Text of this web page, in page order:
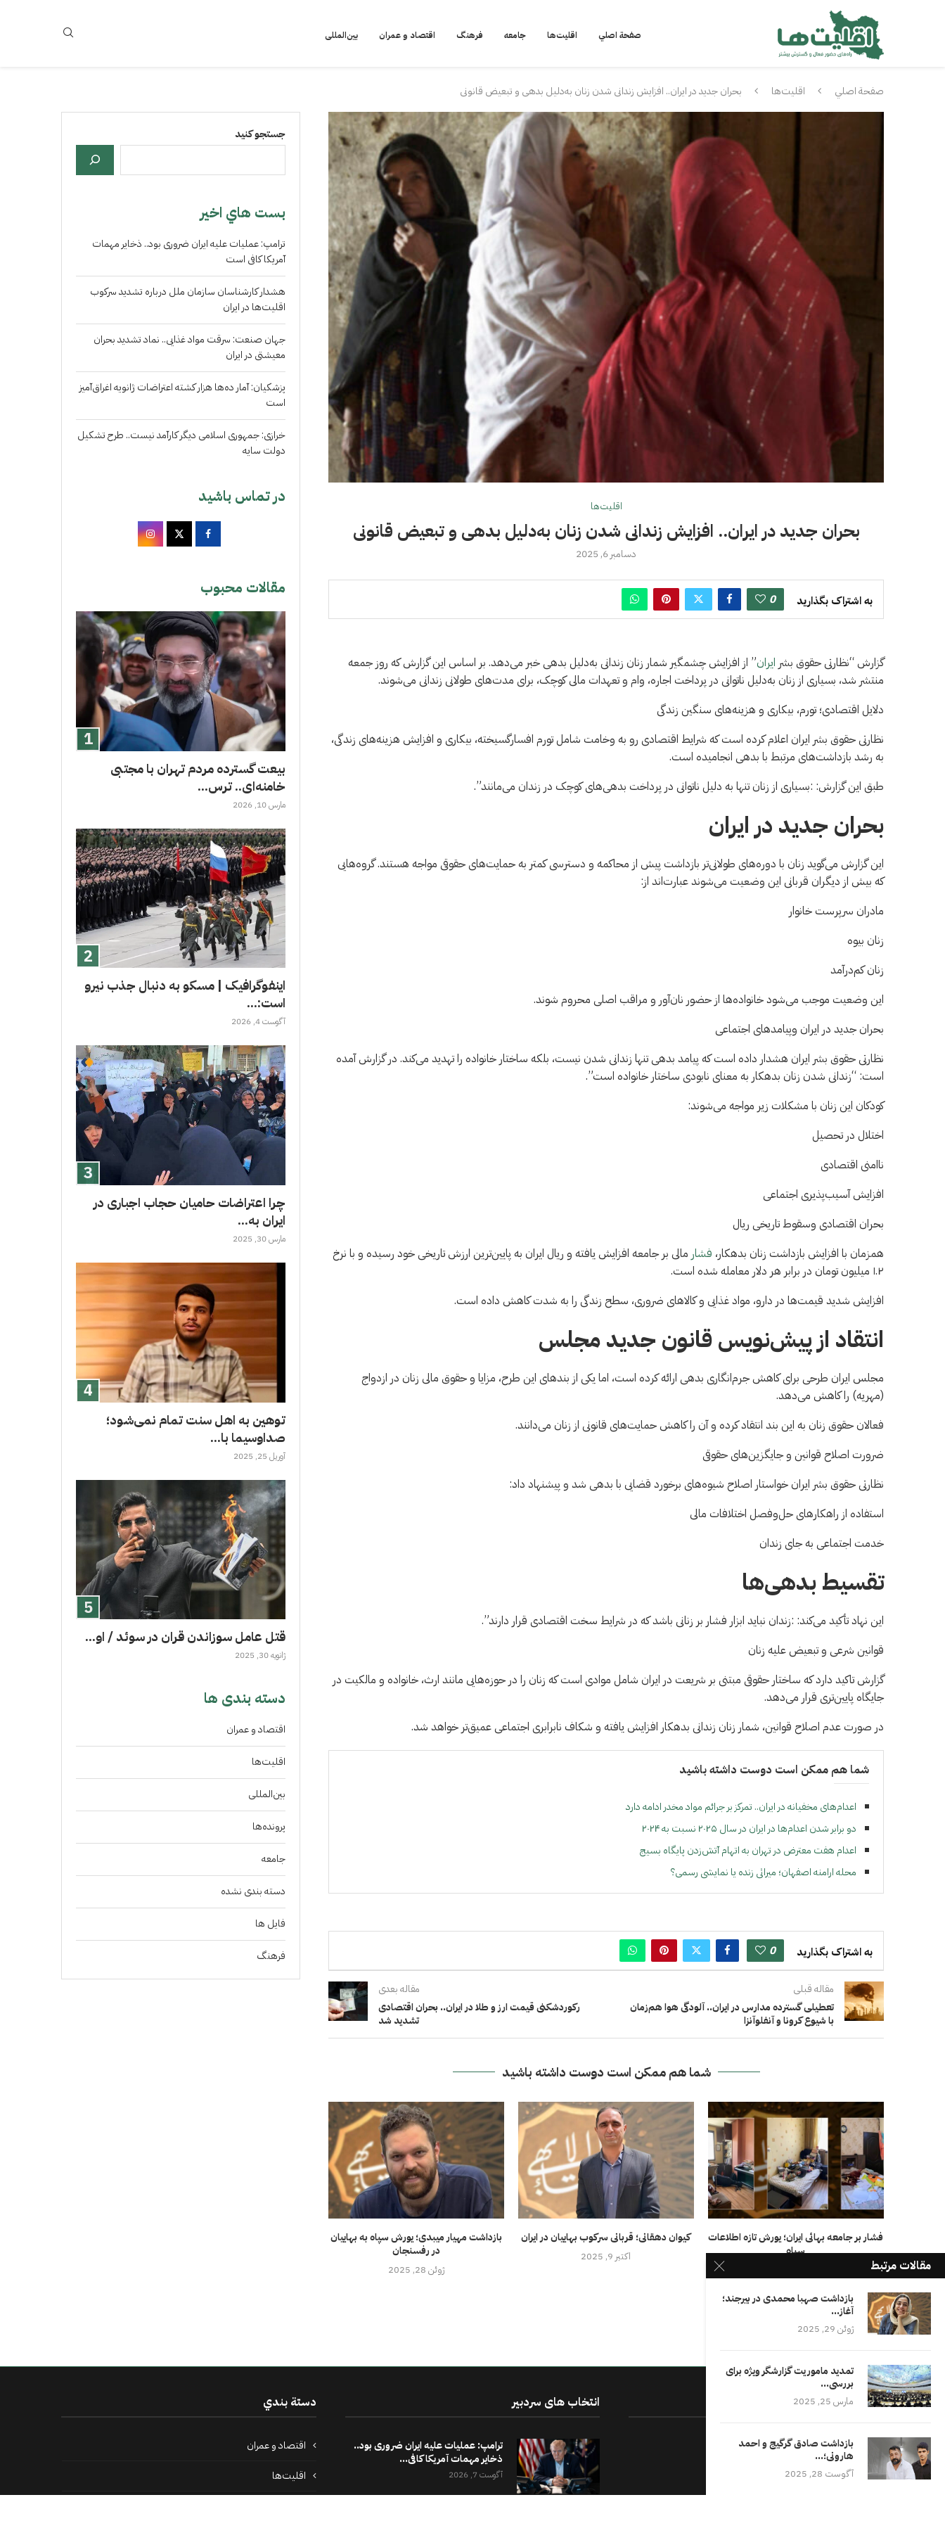
صفحة اصلي اقلیت‌ها جامعه فرهنگ اقتصاد و عمران بین‌المللی
صفحة اصلي اقلیت‌ها بحران جدید در ایران.. افزایش زندانی شدن زنان به‌دلیل بدهی و تبعیض قانونی
اقلیت‌ها
بحران جدید در ایران.. افزایش زندانی شدن زنان به‌دلیل بدهی و تبعیض قانونی
دسامبر 6, 2025
به اشتراک بگذارید 0
گزارش “نظارتی حقوق بشر ایران” از افزایش چشمگیر شمار زنان زندانی به‌دلیل بدهی خبر می‌دهد. بر اساس این گزارش که روز جمعه
منتشر شد، بسیاری از زنان به‌دلیل ناتوانی در پرداخت اجاره، وام و تعهدات مالی کوچک، برای مدت‌های طولانی زندانی می‌شوند.
دلایل اقتصادی؛ تورم، بیکاری و هزینه‌های سنگین زندگی
نظارتی حقوق بشر ایران اعلام کرده است که شرایط اقتصادی رو به وخامت شامل تورم افسارگسیخته، بیکاری و افزایش هزینه‌های زندگی،
به رشد بازداشت‌های مرتبط با بدهی انجامیده است.
طبق این گزارش: :بسیاری از زنان تنها به دلیل ناتوانی در پرداخت بدهی‌های کوچک در زندان می‌مانند”.
بحران جدید در ایران
این گزارش می‌گوید زنان با دوره‌های طولانی‌تر بازداشت پیش از محاکمه و دسترسی کمتر به حمایت‌های حقوقی مواجه هستند. گروه‌هایی
که بیش از دیگران قربانی این وضعیت می‌شوند عبارت‌اند از:
مادران سرپرست خانوار
زنان بیوه
زنان کم‌درآمد
این وضعیت موجب می‌شود خانواده‌ها از حضور نان‌آور و مراقب اصلی محروم شوند.
بحران جدید در ایران وپیامدهای اجتماعی
نظارتی حقوق بشر ایران هشدار داده است که پیامد بدهی تنها زندانی شدن نیست، بلکه ساختار خانواده را تهدید می‌کند. در گزارش آمده
است: “زندانی شدن زنان بدهکار به معنای نابودی ساختار خانواده است”.
کودکان این زنان با مشکلات زیر مواجه می‌شوند:
اختلال در تحصیل
ناامنی اقتصادی
افزایش آسیب‌پذیری اجتماعی
بحران اقتصادی وسقوط تاریخی ریال
همزمان با افزایش بازداشت زنان بدهکار، فشار مالی بر جامعه افزایش یافته و ریال ایران به پایین‌ترین ارزش تاریخی خود رسیده و با نرخ
۱.۲ میلیون تومان در برابر هر دلار معامله شده است.
افزایش شدید قیمت‌ها در دارو، مواد غذایی و کالاهای ضروری، سطح زندگی را به شدت کاهش داده است.
انتقاد از پیش‌نویس قانون جدید مجلس
مجلس ایران طرحی برای کاهش جرم‌انگاری بدهی ارائه کرده است، اما یکی از بندهای این طرح، مزایا و حقوق مالی زنان در ازدواج
(مهریه) را کاهش می‌دهد.
فعالان حقوق زنان به این بند انتقاد کرده و آن را کاهش حمایت‌های قانونی از زنان می‌دانند.
ضرورت اصلاح قوانین و جایگزین‌های حقوقی
نظارتی حقوق بشر ایران خواستار اصلاح شیوه‌های برخورد قضایی با بدهی شد و پیشنهاد داد:
استفاده از راهکارهای حل‌وفصل اختلافات مالی
خدمت اجتماعی به جای زندان
تقسیط بدهی‌ها
این نهاد تأکید می‌کند: :زندان نباید ابزار فشار بر زنانی باشد که در شرایط سخت اقتصادی قرار دارند”.
قوانین شرعی و تبعیض علیه زنان
گزارش تاکید دارد که ساختار حقوقی مبتنی بر شریعت در ایران شامل موادی است که زنان را در حوزه‌هایی مانند ارث، خانواده و مالکیت در
جایگاه پایین‌تری قرار می‌دهد.
در صورت عدم اصلاح قوانین، شمار زنان زندانی بدهکار افزایش یافته و شکاف نابرابری اجتماعی عمیق‌تر خواهد شد.
شما هم ممکن است دوست داشته باشید
اعدام‌های مخفیانه در ایران.. تمرکز بر جرائم مواد مخدر ادامه دارد
دو برابر شدن اعدام‌ها در ایران در سال ۲۰۲۵ نسبت به ۲۰۲۴
اعدام هفت معترض در تهران به اتهام آتش‌زدن پایگاه بسیج
محله ارامنه اصفهان؛ میراثی زنده یا نمایشی رسمی؟
به اشتراک بگذارید 0
مقاله قبلی
تعطیلی گسترده مدارس در ایران.. آلودگی هوا هم‌زمان
با شیوع کرونا و آنفلوآنزا
مقاله بعدی
رکوردشکنی قیمت ارز و طلا در ایران.. بحران اقتصادی
تشدید شد
شما هم ممکن است دوست داشته باشید
بازداشت مهیار میبدی؛ یورش سپاه به بهاییان
در رفسنجان
ژوئن 28, 2025
کیوان دهقانی؛ قربانی سرکوب بهاییان در ایران
اکتبر 9, 2025
فشار بر جامعه بهائی ایران؛ یورش تازه اطلاعات
سپاه
جستجو کنید
بست هاي اخير
ترامپ: عملیات علیه ایران ضروری بود.. ذخایر مهمات
آمریکا کافی است
هشدار کارشناسان سازمان ملل درباره تشدید سرکوب
اقلیت‌ها در ایران
جهان صنعت: سرقت مواد غذایی.. نماد تشدید بحران
معیشتی در ایران
پزشکیان: آمار ده‌ها هزار کشته اعتراضات ژانویه اغراق‌آمیز
است
خرازی: جمهوری اسلامی دیگر کارآمد نیست.. طرح تشکیل
دولت سایه
در تماس باشید
مقالات محبوب
بیعت گسترده مردم تهران با مجتبی
خامنه‌ای.. ترس...
مارس 10, 2026
اینفوگرافیک | مسکو به دنبال جذب نیرو
است:...
آگوست 4, 2026
چرا اعتراضات حامیان حجاب اجباری در
ایران به...
مارس 30, 2025
توهین به اهل سنت تمام نمی‌شود؛
صداوسیما با...
آوریل 25, 2025
قتل عامل سوزاندن قران در سوئد / او...
ژانویه 30, 2025
دسته بندی ها
اقتصاد و عمران
اقلیت‌ها
بین‌المللی
پرونده‌ها
جامعه
دسته بندی نشده
فايل ها
فرهنگ
درباره ما انتخاب های سردبیر
ترامپ: عملیات علیه ایران ضروری بود..
ذخایر مهمات آمریکا کافی...
آگوست 7, 2026
دستة بندي
اقتصاد و عمران
اقلیت‌ها
مقالات مرتبط
بازداشت صهبا محمدی در بیرجند؛
آغاز...
ژوئن 29, 2025
تمدید ماموریت گزارشگر ویژه برای
بررسی...
مارس 25, 2025
بازداشت صادق گرگیج و احمد
هارونی؛...
آگوست 28, 2025